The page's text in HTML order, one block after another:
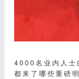
4000名业内人士
都来了哪些重磅明